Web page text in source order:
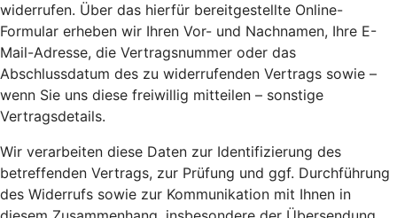
widerrufen. Über das hierfür bereitgestellte Online-
Formular erheben wir Ihren Vor- und Nachnamen, Ihre E-
Mail-Adresse, die Vertragsnummer oder das
Abschlussdatum des zu widerrufenden Vertrags sowie –
wenn Sie uns diese freiwillig mitteilen – sonstige
Vertragsdetails.
Wir verarbeiten diese Daten zur Identifizierung des
betreffenden Vertrags, zur Prüfung und ggf. Durchführung
des Widerrufs sowie zur Kommunikation mit Ihnen in